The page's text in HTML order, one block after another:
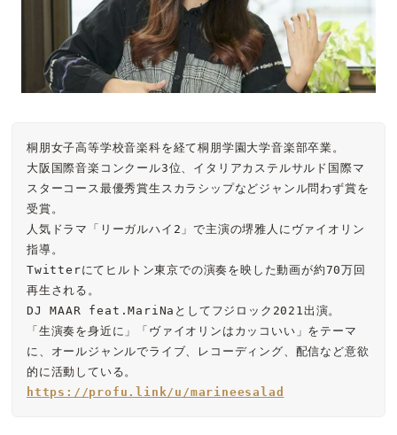
桐朋女子高等学校音楽科を経て桐朋学園大学音楽部卒業。
大阪国際音楽コンクール3位、イタリアカステルサルド国際マ
スターコース最優秀賞生スカラシップなどジャンル問わず賞を
受賞。
人気ドラマ「リーガルハイ2」で主演の堺雅人にヴァイオリン
指導。
Twitterにてヒルトン東京での演奏を映した動画が約70万回
再生される。
DJ MAAR feat.MariNaとしてフジロック2021出演。
「生演奏を身近に」「ヴァイオリンはカッコいい」をテーマ
に、オールジャンルでライブ、レコーディング、配信など意欲
https://profu.link/u/marineesalad